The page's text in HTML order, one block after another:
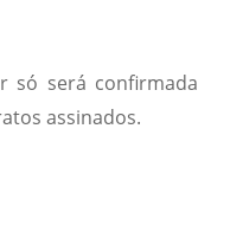
só será confirmada
assinados.